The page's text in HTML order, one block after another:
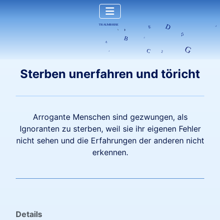
Sterben unerfahren und töricht
Arrogante Menschen sind gezwungen, als
Ignoranten zu sterben, weil sie ihr eigenen Fehler
nicht sehen und die Erfahrungen der anderen nicht
erkennen.
Details